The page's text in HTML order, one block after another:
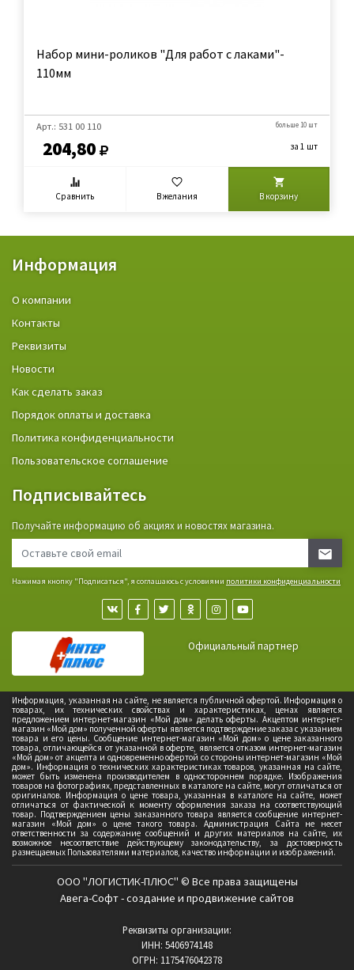
Набор мини-роликов "Для работ с лаками"-
110мм
Арт.: 531 00 110
204,80
больше 10 шт
за 1 шт
Сравнить В желания В корзину
Информация
О компании
Контакты
Реквизиты
Новости
Как сделать заказ
Порядок оплаты и доставка
Политика конфиденциальности
Пользовательское соглашение
Подписывайтесь
Получайте информацию об акциях и новостях магазина.
Нажимая кнопку "Подписаться", я соглашаюсь с условиями политики конфиденциальности
Официальный партнер
Информация, указанная на сайте, не является публичной офертой. Информация о
товарах, их технических свойствах и характеристиках, ценах является
предложением интернет-магазин «Мой дом» делать оферты. Акцептом интернет-
магазин «Мой дом» полученной оферты является подтверждение заказа с указанием
товара и его цены. Сообщение интернет-магазин «Мой дом» о цене заказанного
товара, отличающейся от указанной в оферте, является отказом интернет-магазин
«Мой дом» от акцепта и одновременно офертой со стороны интернет-магазин «Мой
дом». Информация о технических характеристиках товаров, указанная на сайте,
может быть изменена производителем в одностороннем порядке. Изображения
товаров на фотографиях, представленных в каталоге на сайте, могут отличаться от
оригиналов. Информация о цене товара, указанная в каталоге на сайте, может
отличаться от фактической к моменту оформления заказа на соответствующий
товар. Подтверждением цены заказанного товара является сообщение интернет-
магазин «Мой дом» о цене такого товара. Администрация Сайта не несет
ответственности за содержание сообщений и других материалов на сайте, их
возможное несоответствие действующему законодательству, за достоверность
размещаемых Пользователями материалов, качество информации и изображений.
ООО "ЛОГИСТИК-ПЛЮС" © Все права защищены
Авега-Софт - создание и продвижение сайтов
Реквизиты организации:
ИНН: 5406974148
ОГРН: 1175476042378